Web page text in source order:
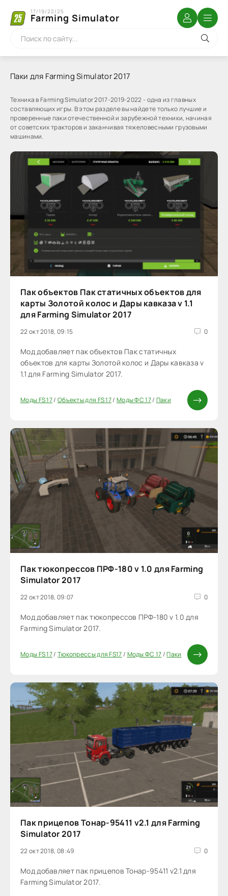
Farming Simulator
17/19/22/25
Паки для Farming Simulator 2017
Техника в Farming Simulator 2017-2019-2022 - одна из главных
составляющих игры. В этом разделе вы найдете только лучшие и
проверенные паки отечественной и зарубежной техники, начиная
от советских тракторов и заканчивая тяжеловесными грузовыми
машинами.
Пак объектов Пак статичных объектов для
карты Золотой колос и Дары кавказа v 1.1
для Farming Simulator 2017
22 окт 2018, 09:15 0
Мод добавляет пак объектов Пак статичных
объектов для карты Золотой колос и Дары кавказа v
1.1 для Farming Simulator 2017.
Моды FS 17/ Объекты для FS 17/ Моды ФС 17/ Паки
Пак тюкопрессов ПРФ-180 v 1.0 для Farming
Simulator 2017
22 окт 2018, 09:07 0
Мод добавляет пак тюкопрессов ПРФ-180 v 1.0 для
Farming Simulator 2017.
Моды FS 17/ Тюкопрессы для FS17/ Моды ФС 17/Паки
Пак прицепов Тонар-95411 v2.1 для Farming
Simulator 2017
22 окт 2018, 08:49 0
Мод добавляет пак прицепов Тонар-95411 v2.1 для
Farming Simulator 2017.